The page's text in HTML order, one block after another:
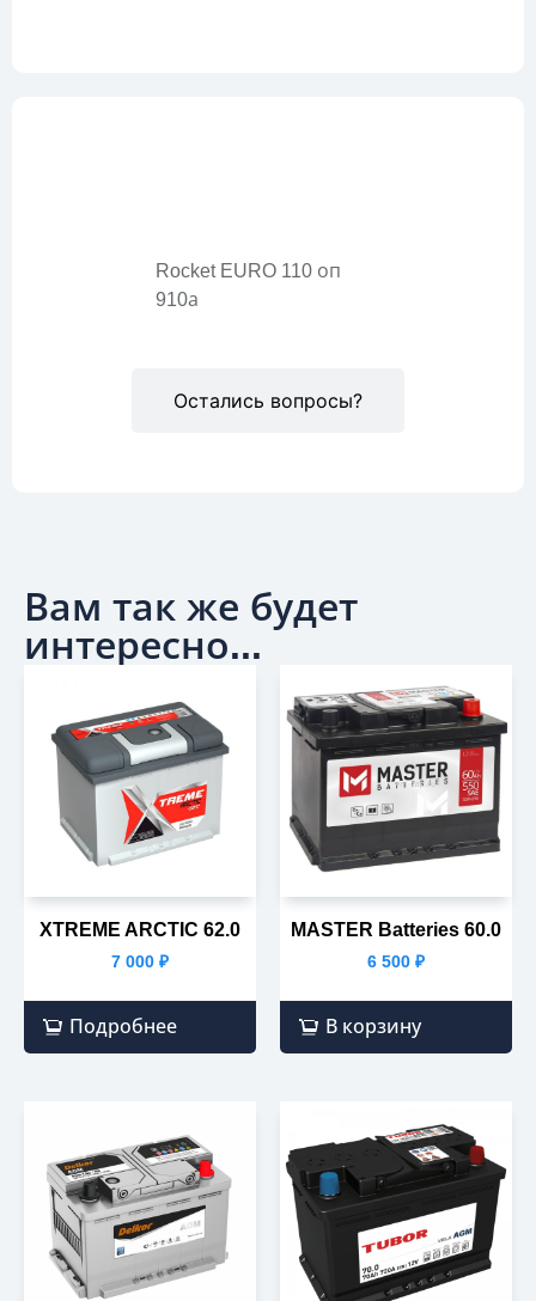
Остались вопросы?
Rocket EURO 110 оп
910а
Вам так же будет
интересно...
XTREME ARCTIC 62.0
7 000 ₽
Подробнее
MASTER Batteries 60.0
6 500 ₽
В корзину